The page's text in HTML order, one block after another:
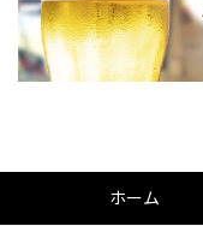
ホーム